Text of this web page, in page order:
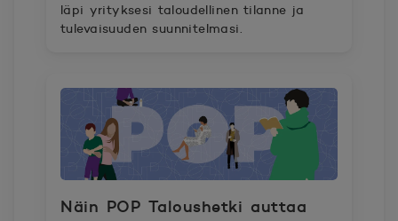
läpi yrityksesi taloudellinen tilanne ja
tulevaisuuden suunnitelmasi.
Näin POP Taloushetki auttaa